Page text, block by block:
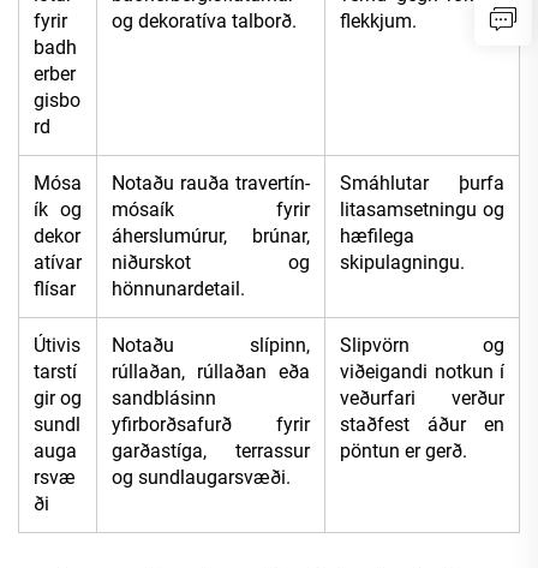
fyrir
badh
erber
gisbo
rd
og dekoratíva talborð.
flekkjum.
Mósa
ík og
dekor
atívar
flísar
Notaðu rauða travertín-
mósaík fyrir
áherslumúrur, brúnar,
niðurskot og
hönnunardetail.
Smáhlutar þurfa
litasamsetningu og
hæfilega
skipulagningu.
Útivis
tarstí
gir og
sundl
auga
rsvæ
ði
Notaðu slípinn,
rúllaðan, rúllaðan eða
sandblásinn
yfirborðsafurð fyrir
garðastíga, terrassur
og sundlaugarsvæði.
Slipvörn og
viðeigandi notkun í
veðurfari verður
staðfest áður en
pöntun er gerð.